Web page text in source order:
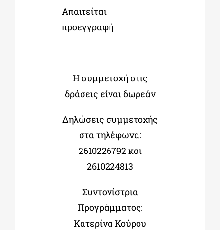
Απαιτείται
προεγγραφή
Η συμμετοχή στις
δράσεις είναι δωρεάν
Δηλώσεις συμμετοχής
στα τηλέφωνα:
2610226792 και
2610224813
Συντονίστρια
Προγράμματος:
Κατερίνα Κούρου